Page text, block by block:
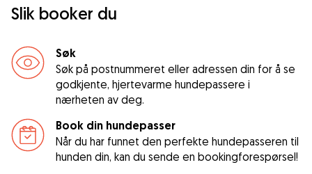
Slik booker du
Søk
Søk på postnummeret eller adressen din for å se
godkjente, hjertevarme hundepassere i
nærheten av deg.
Book din hundepasser
Når du har funnet den perfekte hundepasseren til
hunden din, kan du sende en bookingforespørsel!